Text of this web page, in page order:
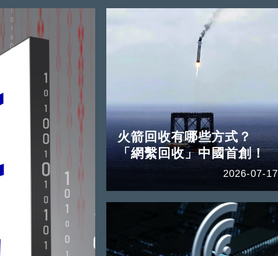
火箭回收有哪些方式？
「網繫回收」中國首創！
2026-07-17